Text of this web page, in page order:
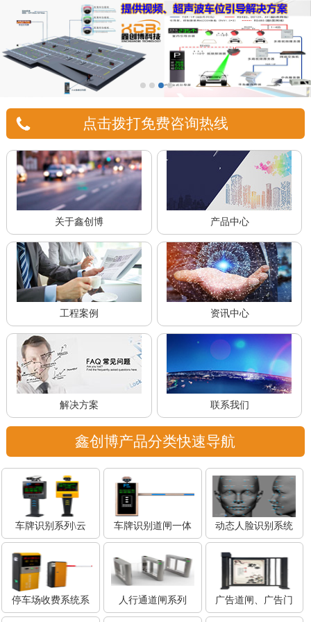
点击拨打免费咨询热线
关于鑫创博 产品中心
工程案例 资讯中心
解决方案 联系我们
鑫创博产品分类快速导航
车牌识别系列\云 车牌识别道闸一体 动态人脸识别系统
停车场收费系统系 人行通道闸系列 广告道闸、广告门